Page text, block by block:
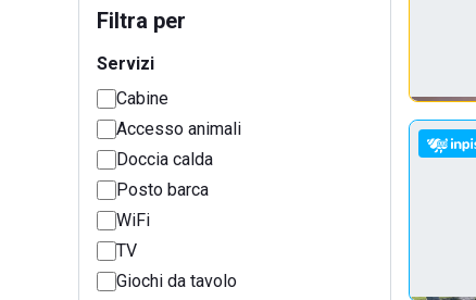
Filtra per
Servizi
Cabine
Accesso animali
Doccia calda
Posto barca
WiFi
TV
Giochi da tavolo